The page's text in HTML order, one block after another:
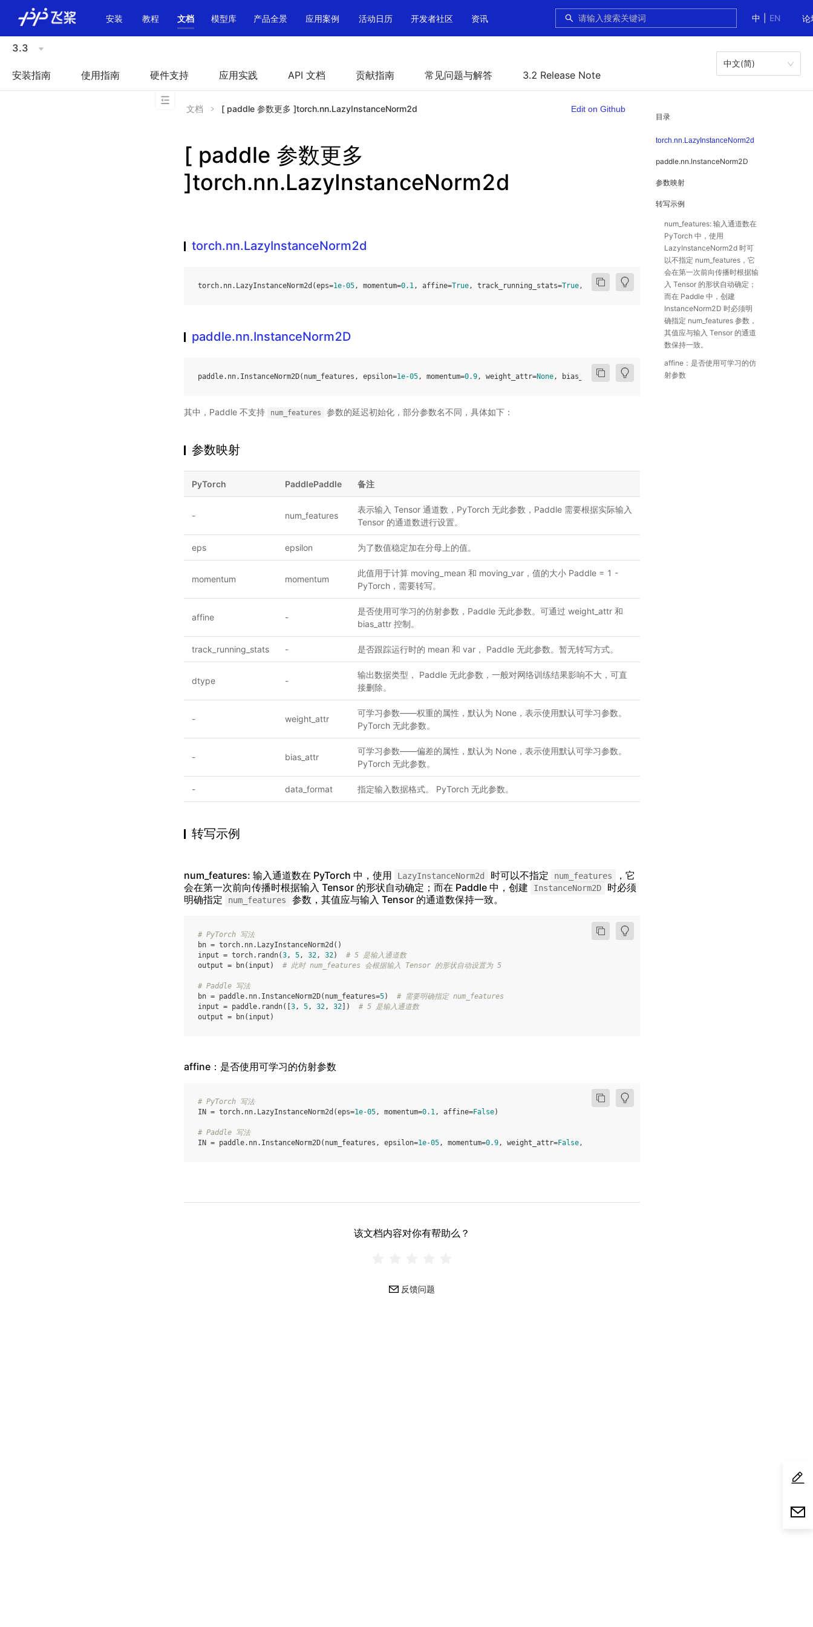
中
EN 论
安装 教程 文档 模型库 产品全景 应用案例 活动日历 开发者社区 资讯
3.3
安装指南 使用指南 硬件支持 应用实践 API 文档 贡献指南 常见问题与解答 3.2 Release Note
中文(简)
目录
torch.nn.LazyInstanceNorm2d
paddle.nn.InstanceNorm2D
参数映射
转写示例
num_features: 输入通道数在
PyTorch 中，使用
LazyInstanceNorm2d 时可
以不指定 num_features，它
会在第一次前向传播时根据输
入 Tensor 的形状自动确定；
而在 Paddle 中，创建
InstanceNorm2D 时必须明
确指定 num_features 参数，
其值应与输入 Tensor 的通道
数保持一致。
affine：是否使用可学习的仿
射参数
文档 [ paddle 参数更多 ]torch.nn.LazyInstanceNorm2d Edit on Github
[ paddle 参数更多
]torch.nn.LazyInstanceNorm2d
torch.nn.LazyInstanceNorm2d
torch. nn. LazyInstanceNorm2d (eps=1e-05, momentum=0.1, affine=True, track_running_stats=True, device None =None)
paddle.nn.InstanceNorm2D
paddle. nn. InstanceNorm2D( num_features , epsilon=1e-05, momentum=0.9, weight_attr=None, bias_attr=None , data_format="NCL"
其中，Paddle 不支持 num_features 参数的延迟初始化，部分参数名不同，具体如下：
参数映射
PyTorch PaddlePaddle 备注
- num_features
表示输入 Tensor 通道数，PyTorch 无此参数，Paddle 需要根据实际输入
Tensor 的通道数进行设置。
eps epsilon 为了数值稳定加在分母上的值。
momentum momentum
此值用于计算 moving_mean 和 moving_var，值的大小 Paddle = 1 -
PyTorch，需要转写。
affine -
是否使用可学习的仿射参数，Paddle 无此参数。可通过 weight_attr 和
bias_attr 控制。
track_running_stats - 是否跟踪运行时的 mean 和 var， Paddle 无此参数。暂无转写方式。
dtype -
输出数据类型， Paddle 无此参数，一般对网络训练结果影响不大，可直
接删除。
- weight_attr
可学习参数——权重的属性，默认为 None，表示使用默认可学习参数。
PyTorch 无此参数。
- bias_attr
可学习参数——偏差的属性，默认为 None，表示使用默认可学习参数。
PyTorch 无此参数。
- data_format 指定输入数据格式。 PyTorch 无此参数。
转写示例
num_features: 输入通道数在 PyTorch 中，使用 LazyInstanceNorm2d 时可以不指定 num_features
，它
会在第一次前向传播时根据输入 Tensor 的形状自动确定；而在 Paddle 中，创建
InstanceNorm2D
时必须
明确指定
num_features 参数，其值应与输入 Tensor 的通道数保持一致。
# PyTorch 写法
bn = torch. nn. LazyInstanceNorm2d ()
input = torch. randn(3, 5, 32, 32)
# 5 是输入通道数
output = bn( input ) # 此时 num_features 会根据输入 Tensor 的形状自动设置为 5
# Paddle 写法
bn = paddle. nn. InstanceNorm2D( num_features=5)
# 需要明确指定 num_features
input = paddle. randn([ 3, 5, 32, 32 ])
# 5 是输入通道数
output = bn( input )
affine：是否使用可学习的仿射参数
# PyTorch 写法
IN = torch. nn. LazyInstanceNorm2d (eps=1e-05, momentum=0.1, affine=False)
# Paddle 写法
IN = paddle. nn. InstanceNorm2D( num_features , epsilon=1e-05, momentum=0.9, weight_attr=False,
该文档内容对你有帮助么？
反馈问题